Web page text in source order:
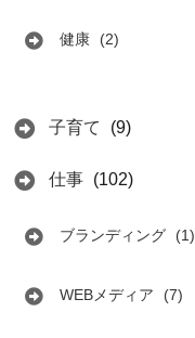
健康 (2)
子育て (9)
仕事 (102)
ブランディング (1)
WEBメディア (7)